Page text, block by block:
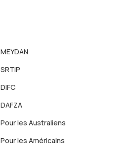
MEYDAN
SRTIP
DIFC
DAFZA
Pour les Australiens
Pour les Américains